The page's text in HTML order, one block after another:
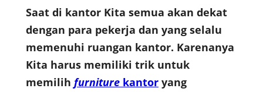
Saat di kantor Kita semua akan dekat
dengan para pekerja dan yang selalu
memenuhi ruangan kantor. Karenanya
Kita harus memiliki trik untuk
memilih furniture kantor yang